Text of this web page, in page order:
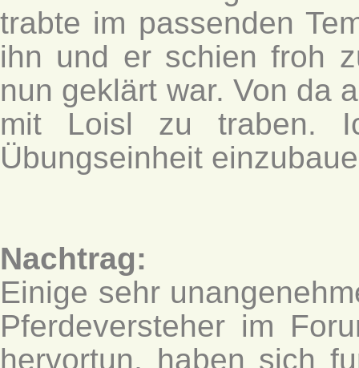
trabte im passenden
ihn und er schien froh
nun geklärt war. Von da
mit Loisl zu traben.
Übungseinheit
Nachtrag:
Einige sehr
Pferdeversteher im
hervortun, haben sich